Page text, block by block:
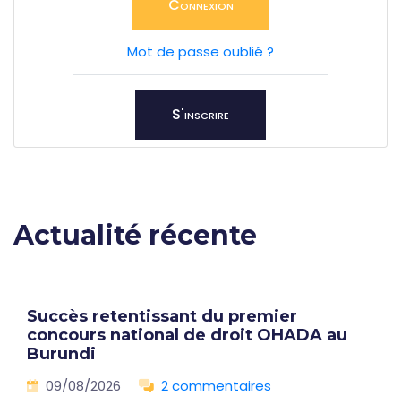
Connexion
Mot de passe oublié ?
S'inscrire
Actualité récente
Succès retentissant du premier
concours national de droit OHADA au
Burundi
09/08/2026
2 commentaires